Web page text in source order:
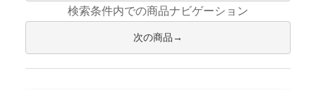
検索条件内での商品ナビゲーション
次の商品